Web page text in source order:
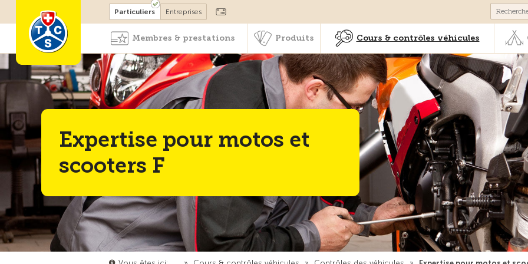
Devenir membre Cours & contrôles
Particuliers Entreprises
Membres & prestations Produits Cours & contrôles véhicules
Expertise pour motos et
scooters F